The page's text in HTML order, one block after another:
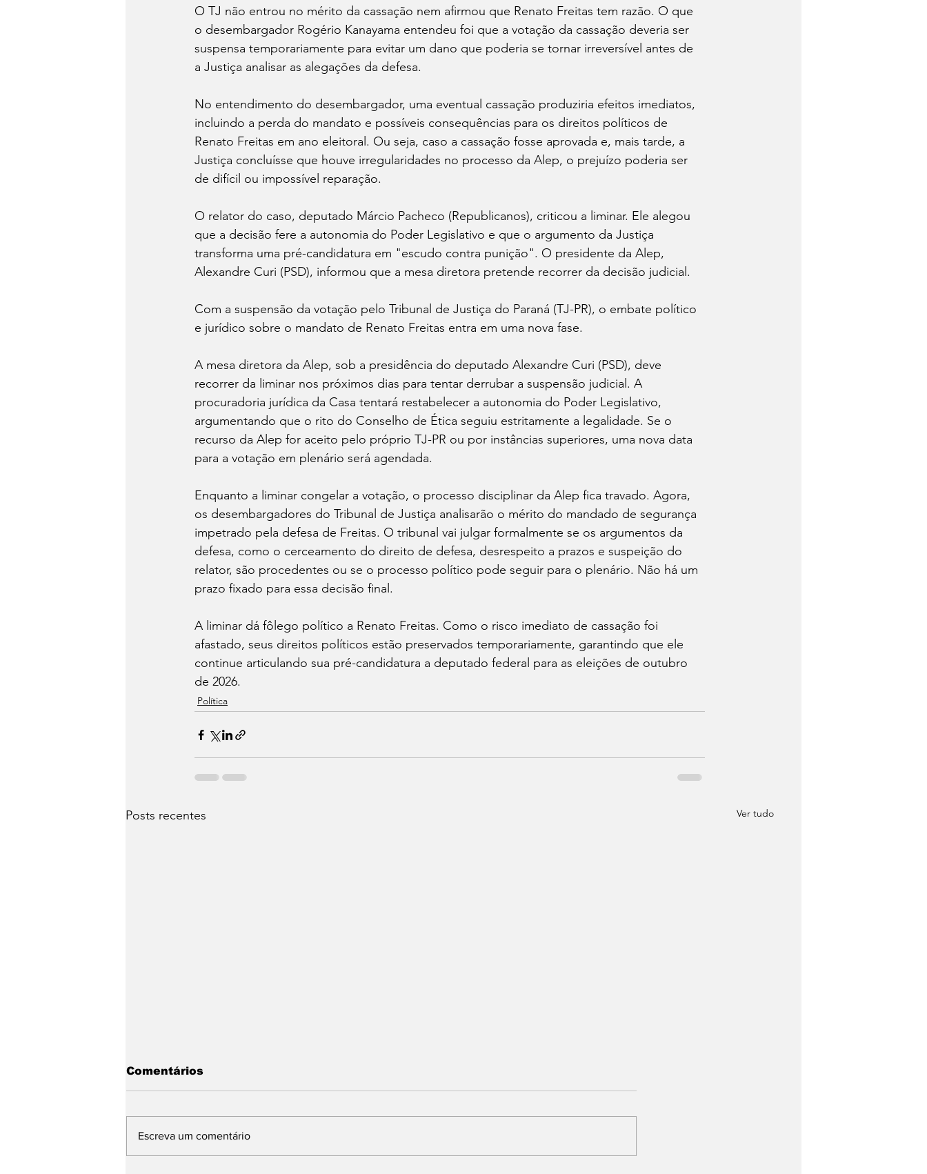
O TJ não entrou no mérito da cassação nem afirmou que Renato Freitas tem razão. O que
o desembargador Rogério Kanayama entendeu foi que a votação da cassação deveria ser
suspensa temporariamente para evitar um dano que poderia se tornar irreversível antes de
a Justiça analisar as alegações da defesa.
No entendimento do desembargador, uma eventual cassação produziria efeitos imediatos,
incluindo a perda do mandato e possíveis consequências para os direitos políticos de
Renato Freitas em ano eleitoral. Ou seja, caso a cassação fosse aprovada e, mais tarde, a
Justiça concluísse que houve irregularidades no processo da Alep, o prejuízo poderia ser
de difícil ou impossível reparação.
O relator do caso, deputado Márcio Pacheco (Republicanos), criticou a liminar. Ele alegou
que a decisão fere a autonomia do Poder Legislativo e que o argumento da Justiça
transforma uma pré-candidatura em "escudo contra punição". O presidente da Alep,
Alexandre Curi (PSD), informou que a mesa diretora pretende recorrer da decisão judicial.
Com a suspensão da votação pelo Tribunal de Justiça do Paraná (TJ-PR), o embate político
e jurídico sobre o mandato de Renato Freitas entra em uma nova fase.
A mesa diretora da Alep, sob a presidência do deputado Alexandre Curi (PSD), deve
recorrer da liminar nos próximos dias para tentar derrubar a suspensão judicial. A
procuradoria jurídica da Casa tentará restabelecer a autonomia do Poder Legislativo,
argumentando que o rito do Conselho de Ética seguiu estritamente a legalidade. Se o
recurso da Alep for aceito pelo próprio TJ-PR ou por instâncias superiores, uma nova data
para a votação em plenário será agendada.
Enquanto a liminar congelar a votação, o processo disciplinar da Alep fica travado. Agora,
os desembargadores do Tribunal de Justiça analisarão o mérito do mandado de segurança
impetrado pela defesa de Freitas. O tribunal vai julgar formalmente se os argumentos da
defesa, como o cerceamento do direito de defesa, desrespeito a prazos e suspeição do
relator, são procedentes ou se o processo político pode seguir para o plenário. Não há um
prazo fixado para essa decisão final.
A liminar dá fôlego político a Renato Freitas. Como o risco imediato de cassação foi
afastado, seus direitos políticos estão preservados temporariamente, garantindo que ele
continue articulando sua pré-candidatura a deputado federal para as eleições de outubro
de 2026.
Política
Posts recentes Ver tudo
Comentários
Escreva um comentário